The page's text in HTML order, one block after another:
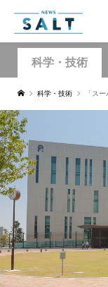
科学・技術
科学・技術 「ス